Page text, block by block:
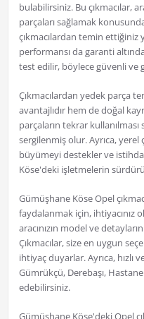
bulabilirsiniz. Bu çıkmacılar,
parçaları sağlamak
çıkmacılardan temin ettiğiniz
performansı da garanti
test edilir, böylece güvenli ve
Çıkmacılardan yedek parça
avantajlıdır hem de doğal
parçaların tekrar
sergilenmiş olur. Ayrıca, yerel
büyümeyi destekler ve
Köse'deki işletmelerin
Gümüşhane Köse Opel
faydalanmak için, ihtiyacınız
aracınızın model ve
Çıkmacılar, size en uygun
ihtiyaç duyarlar. Ayrıca, hızlı
Gümrükçü, Derebaşı,
edebilirsiniz.
Gümüşhane Köse'deki Opel